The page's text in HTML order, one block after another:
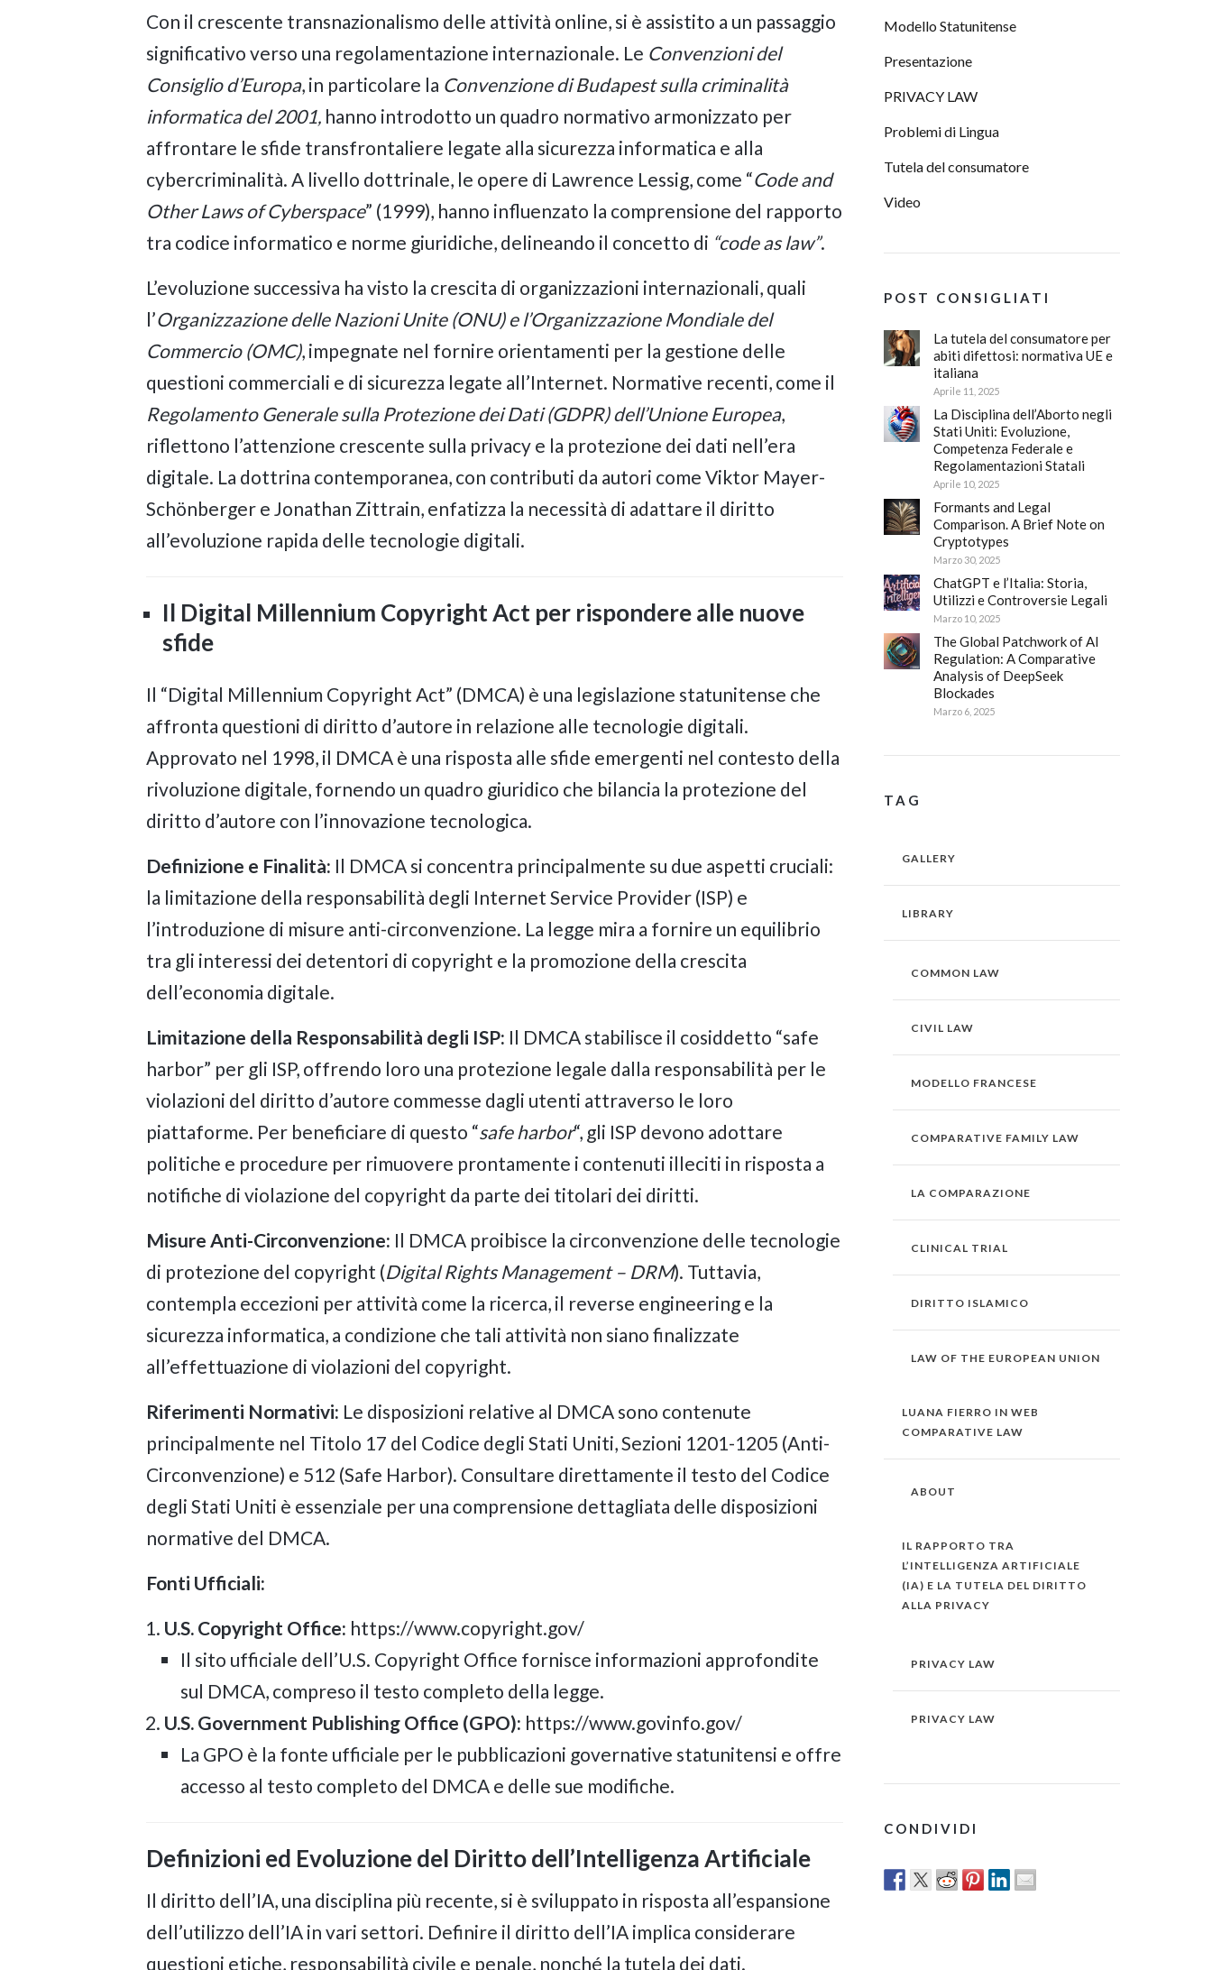
Con il crescente transnazionalismo delle attività online, si è assistito a un passaggio
significativo verso una regolamentazione internazionale. Le Convenzioni del
Consiglio d’Europa, in particolare la Convenzione di Budapest sulla criminalità
informatica del 2001, hanno introdotto un quadro normativo armonizzato per
affrontare le sfide transfrontaliere legate alla sicurezza informatica e alla
cybercriminalità. A livello dottrinale, le opere di Lawrence Lessig, come “Code and
Other Laws of Cyberspace” (1999), hanno influenzato la comprensione del rapporto
tra codice informatico e norme giuridiche, delineando il concetto di “code as law”.
L’evoluzione successiva ha visto la crescita di organizzazioni internazionali, quali
l’Organizzazione delle Nazioni Unite (ONU) e l’Organizzazione Mondiale del
Commercio (OMC), impegnate nel fornire orientamenti per la gestione delle
questioni commerciali e di sicurezza legate all’Internet. Normative recenti, come il
Regolamento Generale sulla Protezione dei Dati (GDPR) dell’Unione Europea,
riflettono l’attenzione crescente sulla privacy e la protezione dei dati nell’era
digitale. La dottrina contemporanea, con contributi da autori come Viktor Mayer-
Schönberger e Jonathan Zittrain, enfatizza la necessità di adattare il diritto
all’evoluzione rapida delle tecnologie digitali.
Il Digital Millennium Copyright Act per rispondere alle nuove
sfide
Il “Digital Millennium Copyright Act” (DMCA) è una legislazione statunitense che
affronta questioni di diritto d’autore in relazione alle tecnologie digitali.
Approvato nel 1998, il DMCA è una risposta alle sfide emergenti nel contesto della
rivoluzione digitale, fornendo un quadro giuridico che bilancia la protezione del
diritto d’autore con l’innovazione tecnologica.
Definizione e Finalità: Il DMCA si concentra principalmente su due aspetti cruciali:
la limitazione della responsabilità degli Internet Service Provider (ISP) e
l’introduzione di misure anti-circonvenzione. La legge mira a fornire un equilibrio
tra gli interessi dei detentori di copyright e la promozione della crescita
dell’economia digitale.
Limitazione della Responsabilità degli ISP: Il DMCA stabilisce il cosiddetto “safe
harbor” per gli ISP, offrendo loro una protezione legale dalla responsabilità per le
violazioni del diritto d’autore commesse dagli utenti attraverso le loro
piattaforme. Per beneficiare di questo “safe harbor“, gli ISP devono adottare
politiche e procedure per rimuovere prontamente i contenuti illeciti in risposta a
notifiche di violazione del copyright da parte dei titolari dei diritti.
Misure Anti-Circonvenzione: Il DMCA proibisce la circonvenzione delle tecnologie
di protezione del copyright (Digital Rights Management – DRM). Tuttavia,
contempla eccezioni per attività come la ricerca, il reverse engineering e la
sicurezza informatica, a condizione che tali attività non siano finalizzate
all’effettuazione di violazioni del copyright.
Riferimenti Normativi: Le disposizioni relative al DMCA sono contenute
principalmente nel Titolo 17 del Codice degli Stati Uniti, Sezioni 1201-1205 (Anti-
Circonvenzione) e 512 (Safe Harbor). Consultare direttamente il testo del Codice
degli Stati Uniti è essenziale per una comprensione dettagliata delle disposizioni
normative del DMCA.
Fonti Ufficiali:
U.S. Copyright Office: https://www.copyright.gov/
Il sito ufficiale dell’U.S. Copyright Office fornisce informazioni approfondite
sul DMCA, compreso il testo completo della legge.
U.S. Government Publishing Office (GPO): https://www.govinfo.gov/
La GPO è la fonte ufficiale per le pubblicazioni governative statunitensi e offre
accesso al testo completo del DMCA e delle sue modifiche.
Definizioni ed Evoluzione del Diritto dell’Intelligenza Artificiale
Il diritto dell’IA, una disciplina più recente, si è sviluppato in risposta all’espansione
dell’utilizzo dell’IA in vari settori. Definire il diritto dell’IA implica considerare
questioni etiche, responsabilità civile e penale, nonché la tutela dei dati.
Modello Statunitense
Presentazione
PRIVACY LAW
Problemi di Lingua
Tutela del consumatore
Video
POST CONSIGLIATI
La tutela del consumatore per
abiti difettosi: normativa UE e
italiana
Aprile 11, 2025
La Disciplina dell’Aborto negli
Stati Uniti: Evoluzione,
Competenza Federale e
Regolamentazioni Statali
Aprile 10, 2025
Formants and Legal
Comparison. A Brief Note on
Cryptotypes
Marzo 30, 2025
ChatGPT e l’Italia: Storia,
Utilizzi e Controversie Legali
Marzo 10, 2025
The Global Patchwork of AI
Regulation: A Comparative
Analysis of DeepSeek
Blockades
Marzo 6, 2025
TAG
GALLERY
LIBRARY
COMMON LAW
CIVIL LAW
MODELLO FRANCESE
COMPARATIVE FAMILY LAW
LA COMPARAZIONE
CLINICAL TRIAL
DIRITTO ISLAMICO
LAW OF THE EUROPEAN UNION
LUANA FIERRO IN WEB
COMPARATIVE LAW
ABOUT
IL RAPPORTO TRA
L’INTELLIGENZA ARTIFICIALE
(IA) E LA TUTELA DEL DIRITTO
ALLA PRIVACY
PRIVACY LAW
PRIVACY LAW
CONDIVIDI